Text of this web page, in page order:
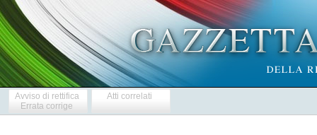
Avviso di rettifica
Errata corrige
Atti correlati